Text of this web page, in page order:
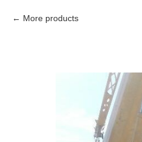
More products